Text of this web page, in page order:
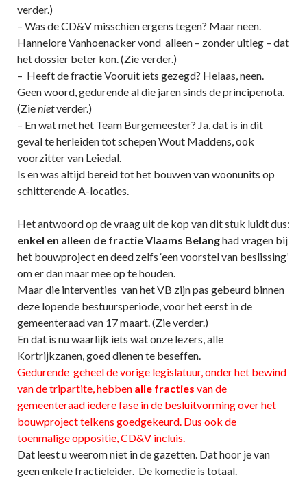
verder.)
– Was de CD&V misschien ergens tegen? Maar neen.
Hannelore Vanhoenacker vond alleen – zonder uitleg – dat
het dossier beter kon. (Zie verder.)
– Heeft de fractie Vooruit iets gezegd? Helaas, neen.
Geen woord, gedurende al die jaren sinds de principenota.
(Zienietverder.)
– En wat met het Team Burgemeester? Ja, dat is in dit
geval te herleiden tot schepen Wout Maddens, ook
voorzitter van Leiedal.
Is en was altijd bereid tot het bouwen van woonunits op
schitterende A-locaties.
Het antwoord op de vraag uit de kop van dit stuk luidt dus:
enkel en alleen de fractie Vlaams Belanghad vragen bij
het bouwproject en deed zelfs ‘een voorstel van beslissing’
om er dan maar mee op te houden.
Maar die interventies van het VB zijn pas gebeurd binnen
deze lopende bestuursperiode, voor het eerst in de
gemeenteraad van 17 maart. (Zie verder.)
En dat is nu waarlijk iets wat onze lezers, alle
Kortrijkzanen, goed dienen te beseffen.
Gedurende geheel de vorige legislatuur, onder het bewind
van de tripartite, hebben alle fracties van de
gemeenteraad iedere fase in de besluitvorming over het
bouwproject telkens goedgekeurd. Dus ook de
toenmalige oppositie, CD&V incluis.
Dat leest u weerom niet in de gazetten. Dat hoor je van
geen enkele fractieleider. De komedie is totaal.